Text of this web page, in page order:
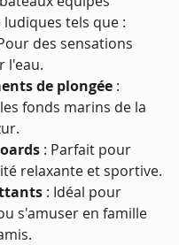
ludiques tels que :
des sensations
l'eau.
de plongée :
fonds marins de la
: Parfait pour
relaxante et sportive.
: Idéal pour
s'amuser en famille